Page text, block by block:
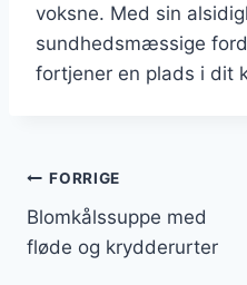
voksne. Med sin
sundhedsmæssige
fortjener en plads i dit
FORRIGE
Blomkålssuppe med
fløde og krydderurter